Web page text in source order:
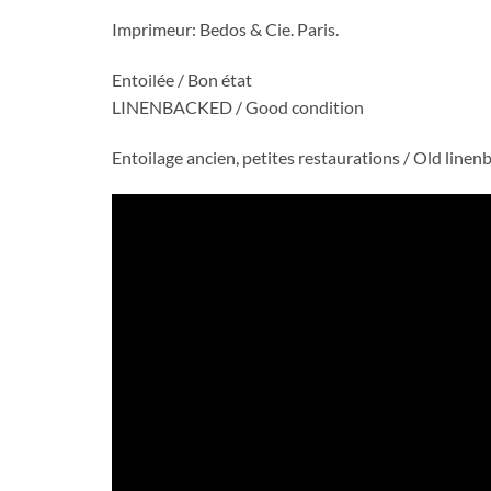
Imprimeur: Bedos & Cie. Paris.
Entoilée / Bon état
LINENBACKED / Good condition
Entoilage ancien, petites restaurations / Old